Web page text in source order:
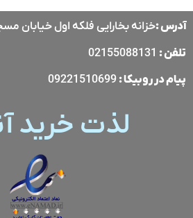
آدرس :خزانه بخارایی فلکه اول خیابان
تلفن :
پیام در روبیکا:
لذت خرید